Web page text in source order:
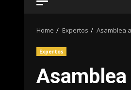
Home Expertos Asamblea
Expertos